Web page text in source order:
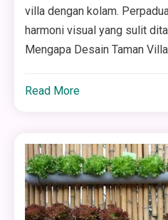
villa dengan kolam.
harmoni visual yang sulit
Mengapa Desain Taman
Read More